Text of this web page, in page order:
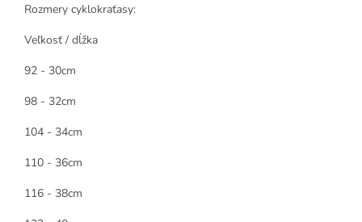
Rozmery cyklokraťasy:
Veľkosť / dĺžka
92 - 30cm
98 - 32cm
104 - 34cm
110 - 36cm
116 - 38cm